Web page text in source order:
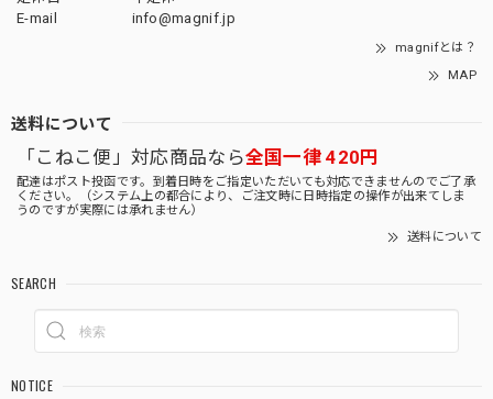
E-mail
info@magnif.jp
magnifとは？
MAP
送料について
「こねこ便」対応商品なら全国一律 420円
配達はポスト投函です。到着日時をご指定いただいても対応できませんのでご了承
ください。（システム上の都合により、ご注文時に日時指定の操作が出来てしま
うのですが実際には承れません）
送料について
SEARCH
NOTICE